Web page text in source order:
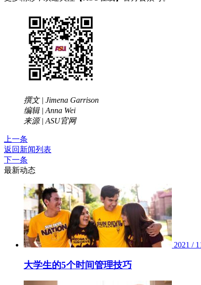
撰文 | Jimena Garrison
编辑 | Anna Wei
来源 | ASU官网
上一条
返回新闻列表
下一条
最新动态
2021 /
大学生的5个时间管理技巧